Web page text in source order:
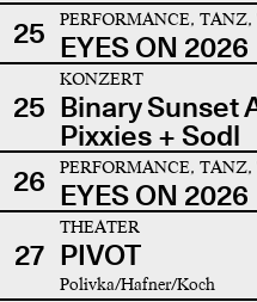
25 PERFORMANCE,
EYES ON 2026
25
KONZERT
Binary Sunset
Pixxies + Sodl
26
PERFORMANCE,
EYES ON 2026
27
THEATER
PIVOT
Polivka/Hafner/Koch